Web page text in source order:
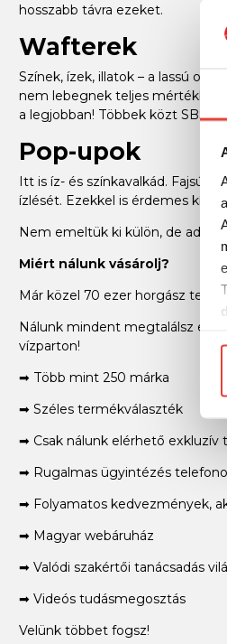
hosszabb távra ezeket.
Wafterek
Színek, ízek, illatok – a lassú
nem lebegnek teljes mértékben
a legjobban! Többek közt SBS is
Pop-upok
Itt is íz- és színkavalkád.
ízlését. Ezekkel is érdemes
Nem emeltük ki külön, de
Miért nálunk vásárolj?
Már közel 70 ezer horgász
Nálunk mindent megtalálsz egy
vízparton!
➡ Több mint 250 márka
➡ Széles termékválaszték
➡ Csak nálunk elérhető exkluzív
➡ Rugalmas ügyintézés
➡ Folyamatos kedvezmények,
➡ Magyar webáruház
➡ Valódi szakértői tanácsadás
➡ Videós tudásmegosztás
Velünk többet fogsz!